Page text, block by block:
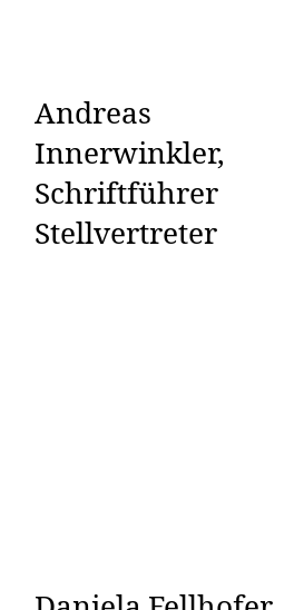
Andreas
Innerwinkler,
Schriftführer
Stellvertreter